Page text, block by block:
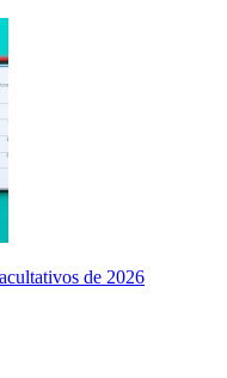
de 2026